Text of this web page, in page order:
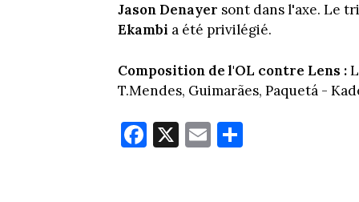
Jason Denayer sont dans l'axe. Le
Ekambi a été privilégié.
Composition de l'OL contre Lens :
T.Mendes, Guimarães, Paquetá -
Fa
ce
X E
m